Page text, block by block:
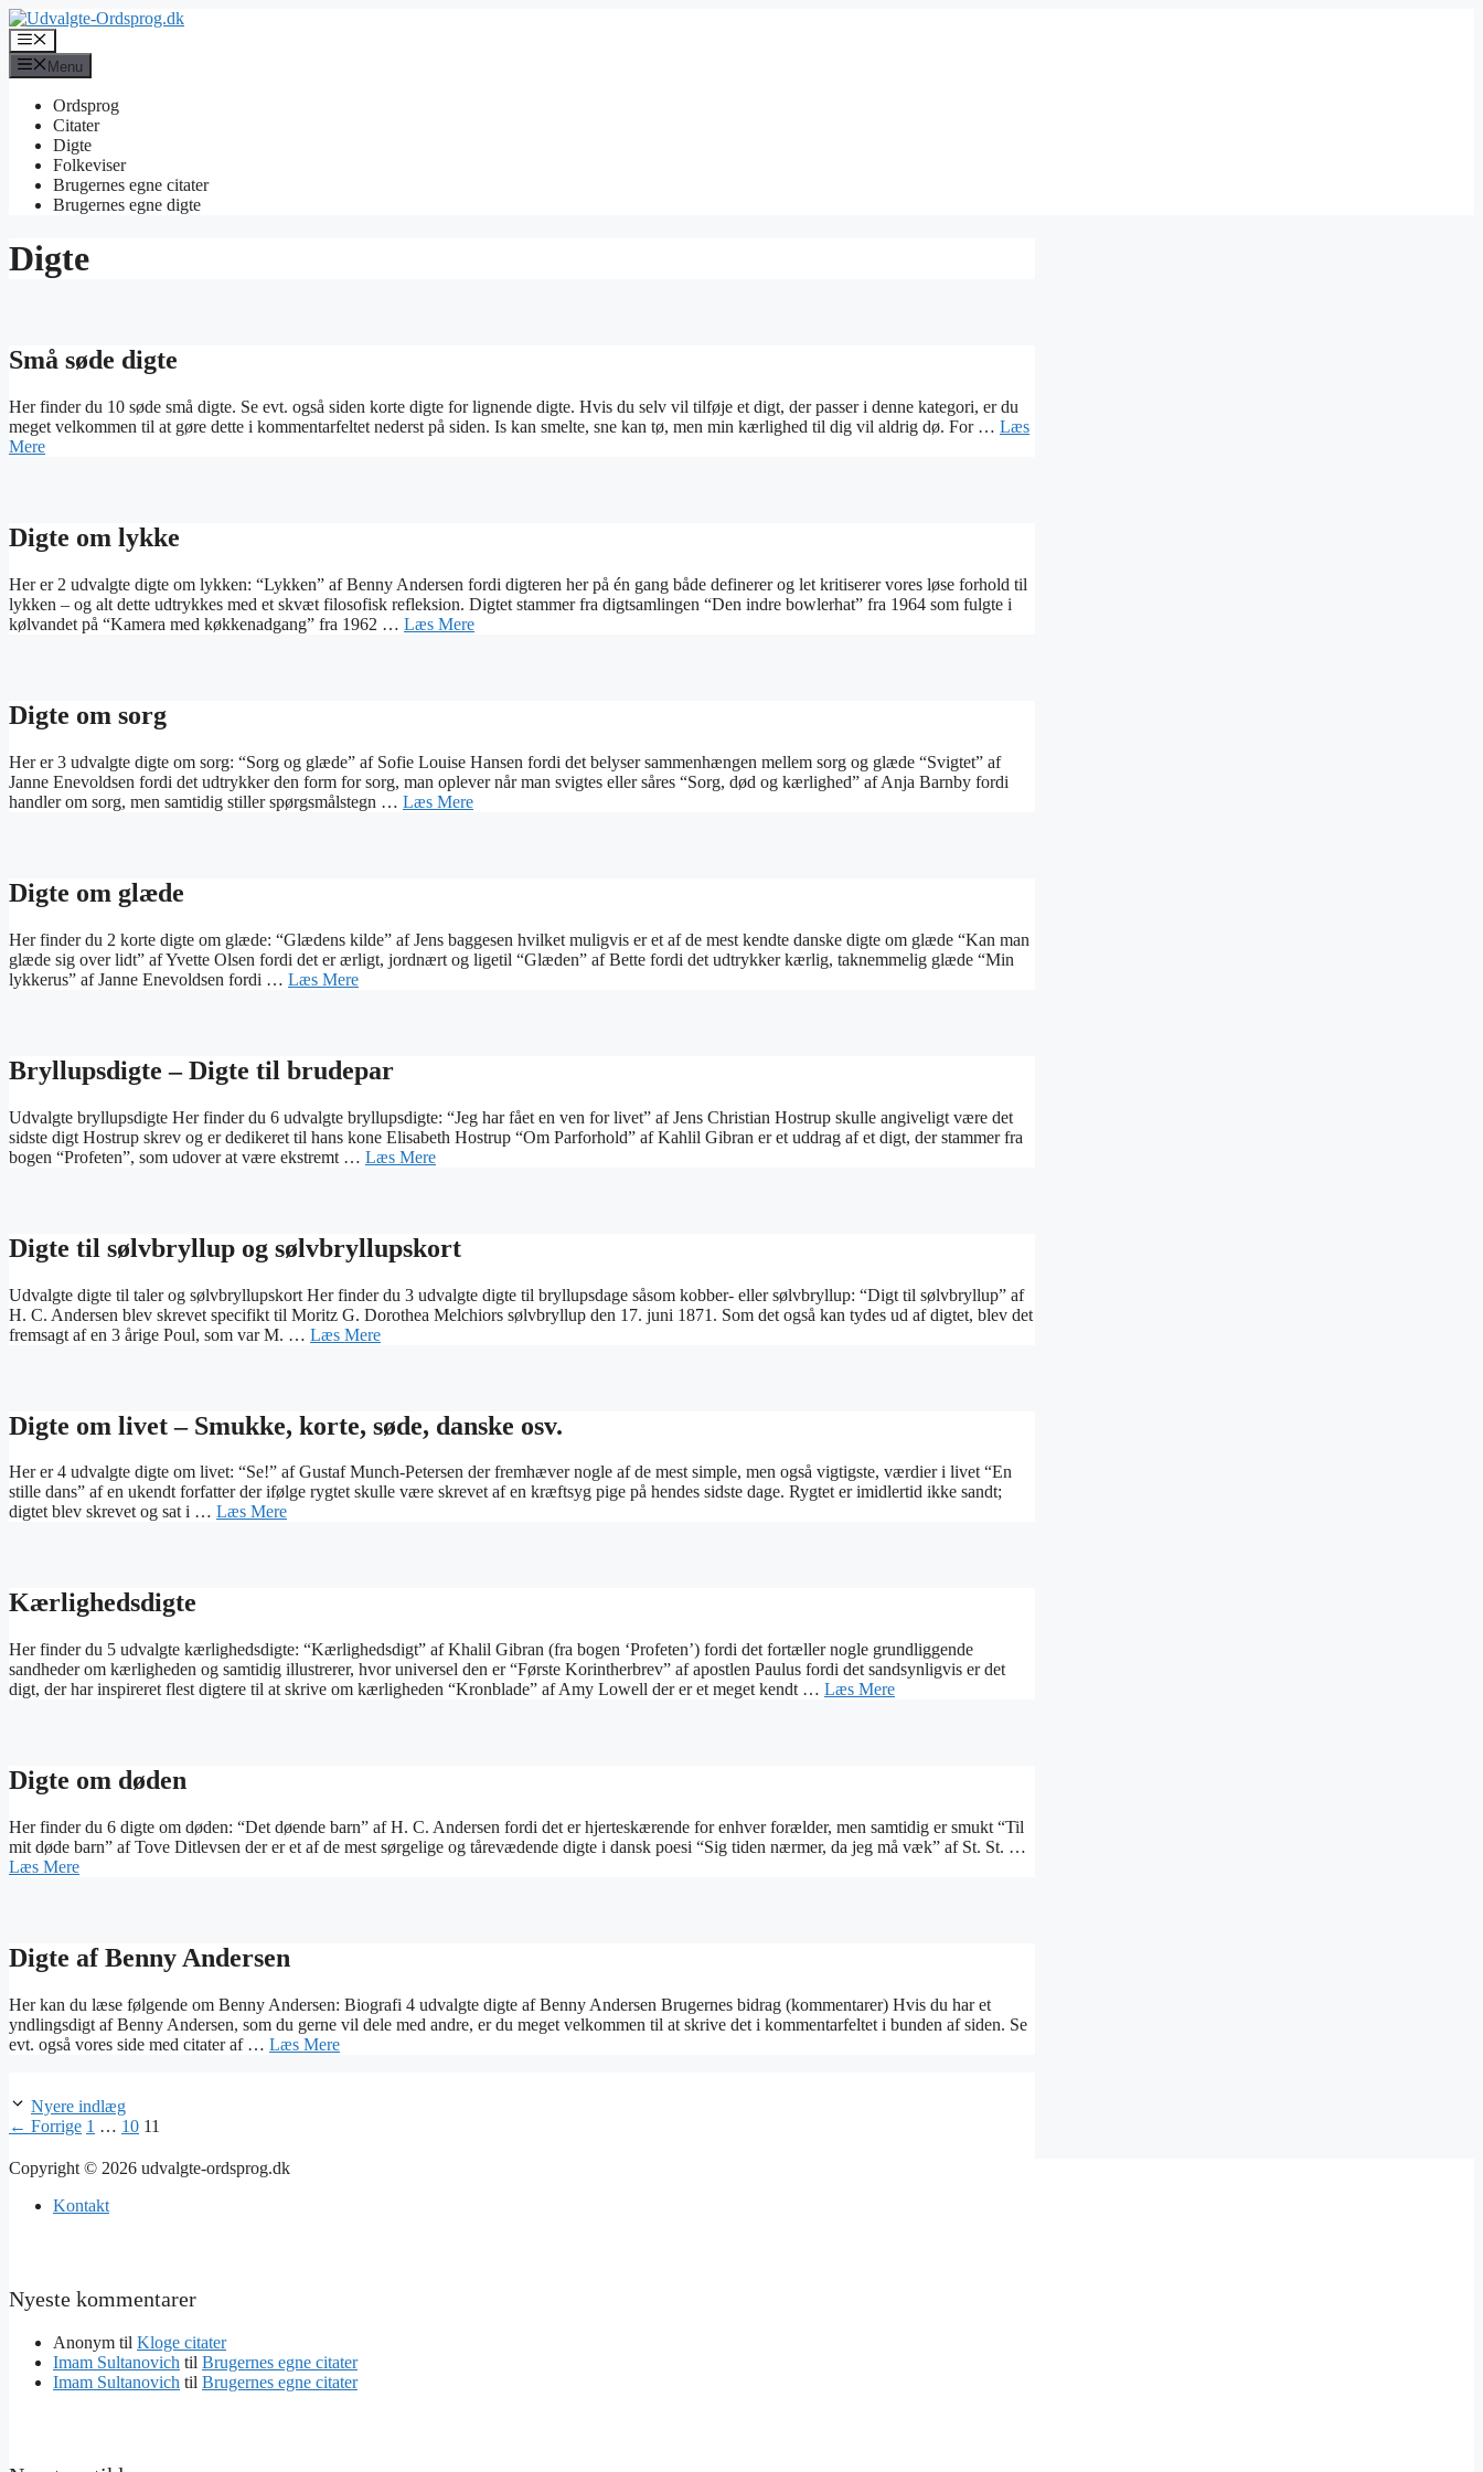
Hop
til
indhold
Menu
Menu
Ordsprog
Citater
Digte
Folkeviser
Brugernes egne citater
Brugernes egne digte
Digte
Små søde digte
Her finder du 10 søde små digte. Se evt. også siden korte digte for lignende digte. Hvis du selv vil tilføje et digt, der passer i denne kategori, er du
meget velkommen til at gøre dette i kommentarfeltet nederst på siden. Is kan smelte, sne kan tø, men min kærlighed til dig vil aldrig dø. For … Læs
Mere
Digte om lykke
Her er 2 udvalgte digte om lykken: “Lykken” af Benny Andersen fordi digteren her på én gang både definerer og let kritiserer vores løse forhold til
lykken – og alt dette udtrykkes med et skvæt filosofisk refleksion. Digtet stammer fra digtsamlingen “Den indre bowlerhat” fra 1964 som fulgte i
kølvandet på “Kamera med køkkenadgang” fra 1962 … Læs Mere
Digte om sorg
Her er 3 udvalgte digte om sorg: “Sorg og glæde” af Sofie Louise Hansen fordi det belyser sammenhængen mellem sorg og glæde “Svigtet” af
Janne Enevoldsen fordi det udtrykker den form for sorg, man oplever når man svigtes eller såres “Sorg, død og kærlighed” af Anja Barnby fordi
handler om sorg, men samtidig stiller spørgsmålstegn … Læs Mere
Digte om glæde
Her finder du 2 korte digte om glæde: “Glædens kilde” af Jens baggesen hvilket muligvis er et af de mest kendte danske digte om glæde “Kan man
glæde sig over lidt” af Yvette Olsen fordi det er ærligt, jordnært og ligetil “Glæden” af Bette fordi det udtrykker kærlig, taknemmelig glæde “Min
lykkerus” af Janne Enevoldsen fordi … Læs Mere
Bryllupsdigte – Digte til brudepar
Udvalgte bryllupsdigte Her finder du 6 udvalgte bryllupsdigte: “Jeg har fået en ven for livet” af Jens Christian Hostrup skulle angiveligt være det
sidste digt Hostrup skrev og er dedikeret til hans kone Elisabeth Hostrup “Om Parforhold” af Kahlil Gibran er et uddrag af et digt, der stammer fra
bogen “Profeten”, som udover at være ekstremt … Læs Mere
Digte til sølvbryllup og sølvbryllupskort
Udvalgte digte til taler og sølvbryllupskort Her finder du 3 udvalgte digte til bryllupsdage såsom kobber- eller sølvbryllup: “Digt til sølvbryllup” af
H. C. Andersen blev skrevet specifikt til Moritz G. Dorothea Melchiors sølvbryllup den 17. juni 1871. Som det også kan tydes ud af digtet, blev det
fremsagt af en 3 årige Poul, som var M. … Læs Mere
Digte om livet – Smukke, korte, søde, danske osv.
Her er 4 udvalgte digte om livet: “Se!” af Gustaf Munch-Petersen der fremhæver nogle af de mest simple, men også vigtigste, værdier i livet “En
stille dans” af en ukendt forfatter der ifølge rygtet skulle være skrevet af en kræftsyg pige på hendes sidste dage. Rygtet er imidlertid ikke sandt;
digtet blev skrevet og sat i … Læs Mere
Kærlighedsdigte
Her finder du 5 udvalgte kærlighedsdigte: “Kærlighedsdigt” af Khalil Gibran (fra bogen ‘Profeten’) fordi det fortæller nogle grundliggende
sandheder om kærligheden og samtidig illustrerer, hvor universel den er “Første Korintherbrev” af apostlen Paulus fordi det sandsynligvis er det
digt, der har inspireret flest digtere til at skrive om kærligheden “Kronblade” af Amy Lowell der er et meget kendt … Læs Mere
Digte om døden
Her finder du 6 digte om døden: “Det døende barn” af H. C. Andersen fordi det er hjerteskærende for enhver forælder, men samtidig er smukt “Til
mit døde barn” af Tove Ditlevsen der er et af de mest sørgelige og tårevædende digte i dansk poesi “Sig tiden nærmer, da jeg må væk” af St. St. …
Læs Mere
Digte af Benny Andersen
Her kan du læse følgende om Benny Andersen: Biografi 4 udvalgte digte af Benny Andersen Brugernes bidrag (kommentarer) Hvis du har et
yndlingsdigt af Benny Andersen, som du gerne vil dele med andre, er du meget velkommen til at skrive det i kommentarfeltet i bunden af siden. Se
evt. også vores side med citater af … Læs Mere
Nyere indlæg
← Forrige Side
1 … Side
10 Side
11
Copyright © 2026 udvalgte-ordsprog.dk
Kontakt
Nyeste kommentarer
Anonym til Kloge citater
Imam Sultanovich til Brugernes egne citater
Imam Sultanovich til Brugernes egne citater